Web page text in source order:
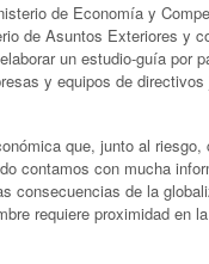
de Economía y
de Asuntos Exteriores y
un estudio-guía por
y equipos de
que, junto al
contamos con mucha
consecuencias de la
requiere proximidad en